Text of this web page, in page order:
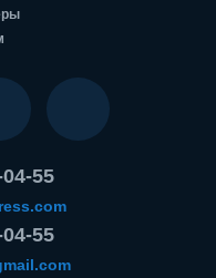
55
55